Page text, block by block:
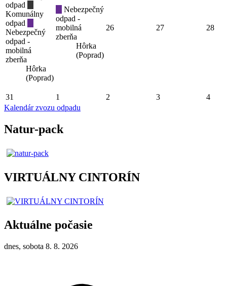
odpad
Komunálny
odpad
Nebezpečný
odpad -
mobilná
zberňa
Hôrka
(Poprad)
Nebezpečný
odpad -
mobilná
zberňa
Hôrka
(Poprad)
26 27 28
31 1 2 3
4
Kalendár zvozu odpadu
Natur-pack
VIRTUÁLNY CINTORÍN
Aktuálne počasie
dnes, sobota 8. 8. 2026